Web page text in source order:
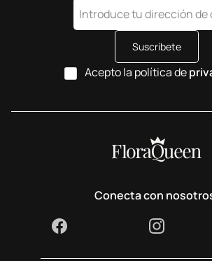
Suscríbete
Acepto la política de
Conecta con